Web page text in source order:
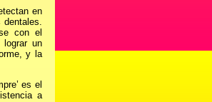
en
dentales.
con el
un
y la
es el
a